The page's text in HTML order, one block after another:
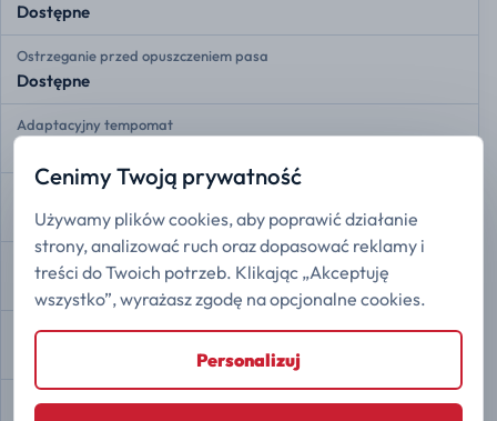
Dostępne
Ostrzeganie przed opuszczeniem pasa
Dostępne
Adaptacyjny tempomat
Przednie czujniki radarowe
Dostępne
Tylne czujniki radarowe
Dostępne
Kamera 360
Asystent zjazdu ze wzniesienia
Cenimy Twoją prywatność
Używamy plików cookies, aby poprawić działanie
strony, analizować ruch oraz dopasować reklamy i
treści do Twoich potrzeb. Klikając „Akceptuję
wszystko”, wyrażasz zgodę na opcjonalne cookies.
Personalizuj